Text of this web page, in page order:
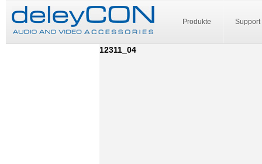
Produkte Support
12311_04